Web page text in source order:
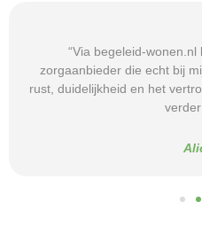
“Via begeleid-
zorgaanbieder die echt bij
rust, duidelijkheid en het
verder